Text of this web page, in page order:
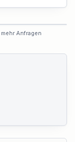
Anfragen